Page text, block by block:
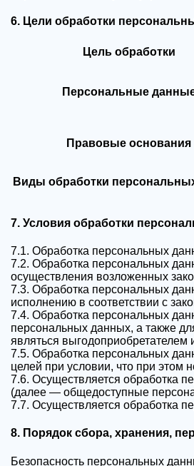
6. Цели обработки
Цель обработки
Персональные
Правовые основания
Виды обработки
7. Условия обработки
7.1. Обработка персональных
7.2. Обработка персональных
осуществления возложенных
7.3. Обработка персональных
исполнению в соответствии с
7.4. Обработка персональных
персональных данных, а также
являться выгодоприобретателем
7.5. Обработка персональных
целей при условии, что при этом
7.6. Осуществляется обработка
(далее — общедоступные
7.7. Осуществляется обработка
8. Порядок сбора, хранения,
Безопасность персональных